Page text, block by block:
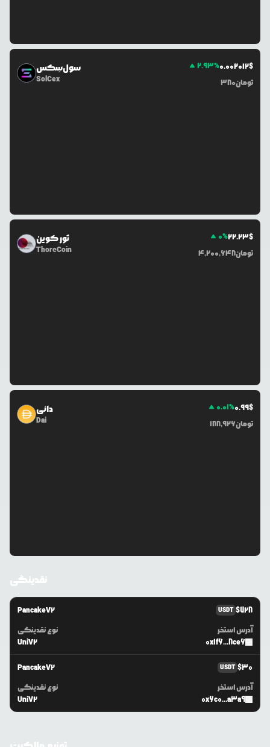
سول‌سِکس
SolCex
2.93%0.002012$
380تومان
ثور کوین
ThoreCoin
0%22.23$
4,200,648تومان
دائی
Dai
0.01%0.99$
188,926تومان
نقدینگی
PancakeV2 USDT $728
نوع نقدینگی
UniV2
آدرس استخر
0x1f6...8ce6
PancakeV2 USDT $30
نوع نقدینگی
UniV2
آدرس استخر
0x6c0...a3a9